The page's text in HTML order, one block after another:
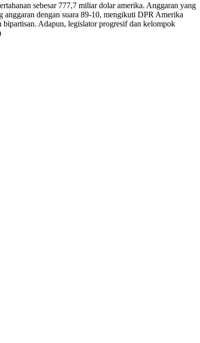
sebesar 777,7 miliar dolar amerika. Anggaran yang
anggaran dengan suara 89-10, mengikuti DPR Amerika
Adapun, legislator progresif dan kelompok